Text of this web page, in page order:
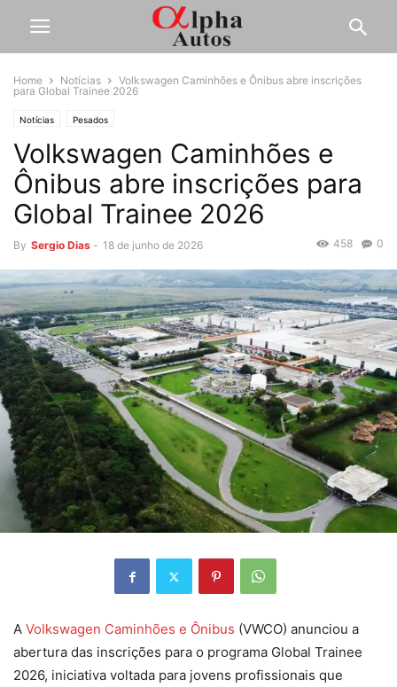
Home Notícias
Volkswagen Caminhões e Ônibus abre inscrições
para Global Trainee 2026
Notícias Pesados
Volkswagen Caminhões e
Ônibus abre inscrições para
Global Trainee 2026
By Sergio Dias - 18 de junho de 2026 0
458
A Volkswagen Caminhões e Ônibus (VWCO) anunciou a
abertura das inscrições para o programa Global Trainee
2026, iniciativa voltada para jovens profissionais que